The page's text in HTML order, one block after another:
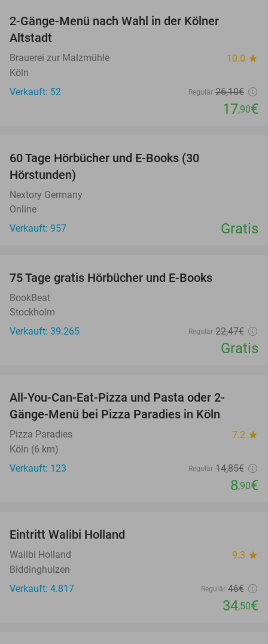
2-Gänge-Menü nach Wahl in der Kölner
Altstadt
Brauerei zur Malzmühle 10.0 star
Köln
Verkauft: 52
Regulär 26,10€
17,90€
60 Tage Hörbücher und E-Books (30
Hörstunden)
Nextory Germany
Online
Verkauft: 957
Gratis
75 Tage gratis Hörbücher und E-Books
BookBeat
Stockholm
Verkauft: 39.265
Regulär 22,47€
Gratis
All-You-Can-Eat-Pizza und Pasta oder 2-
Gänge-Menü bei Pizza Paradies in Köln
Pizza Paradies 7.2 star
Köln (6 km)
Verkauft: 123
Regulär 14,85€
8,90€
Eintritt Walibi Holland
Walibi Holland 9.3 star
Biddinghuizen
Verkauft: 4.817
Regulär 46€
34,50€